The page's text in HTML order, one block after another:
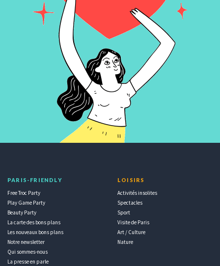
PARIS-FRIENDLY
Free Troc Party
Play Game Party
Beauty Party
La carte des bons plans
Les nouveaux bons plans
Notre newsletter
Qui sommes-nous
La presse en parle
LOISIRS
Activités insolites
Spectacles
Sport
Visite de Paris
Art / Culture
Nature